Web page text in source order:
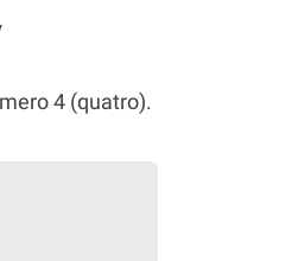
ABNT
4 (quatro).